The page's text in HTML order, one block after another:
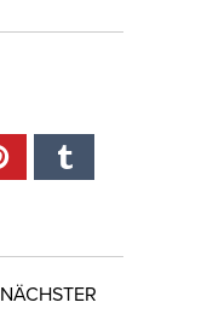
NÄCHSTER